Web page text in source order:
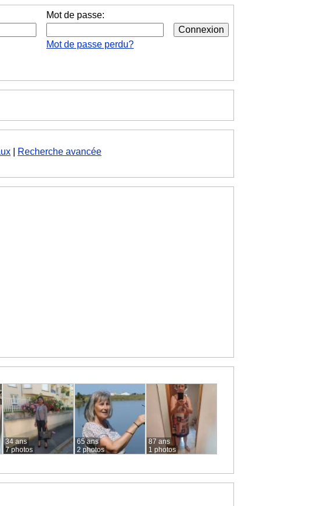
Mot de passe:
Mot de passe perdu?
Recherche avancée
34 ans
7 photos
65 ans
2 photos
87 ans
1 photos